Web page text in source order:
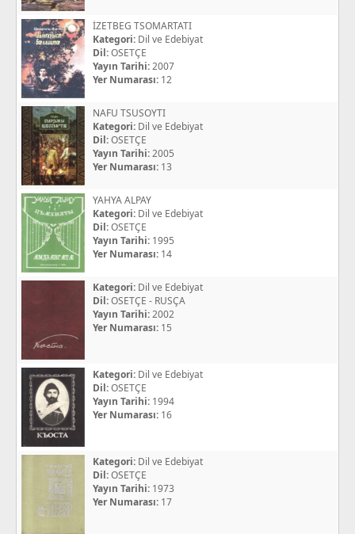
İZETBEG TSOMARTATI
Kategori: Dil ve Edebiyat
Dil:OSETÇE
Yayın Tarihi:2007
Yer Numarası: 12
NAFU TSUSOYTI
Kategori: Dil ve Edebiyat
Dil:OSETÇE
Yayın Tarihi:2005
Yer Numarası: 13
YAHYA ALPAY
Kategori: Dil ve Edebiyat
Dil:OSETÇE
Yayın Tarihi: 1995
Yer Numarası: 14
Kategori: Dil ve Edebiyat
Dil:OSETÇE - RUSÇA
Yayın Tarihi:2002
Yer Numarası: 15
Kategori: Dil ve Edebiyat
Dil:OSETÇE
Yayın Tarihi: 1994
Yer Numarası: 16
Kategori: Dil ve Edebiyat
Dil:OSETÇE
Yayın Tarihi: 1973
Yer Numarası: 17